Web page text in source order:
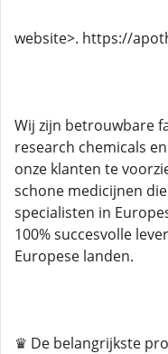
website>. https://
Wij zijn betrouwbare
research chemicals
onze klanten te
schone medicijnen
specialisten in
100% succesvolle
Europese landen.
♛ De belangrijkste